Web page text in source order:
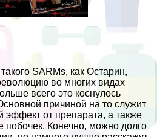
SARMs, как Остарин,
во многих видах
всего это коснулось
причиной на то служит
эффект от препарата, а также
побочек. Конечно, можно долго